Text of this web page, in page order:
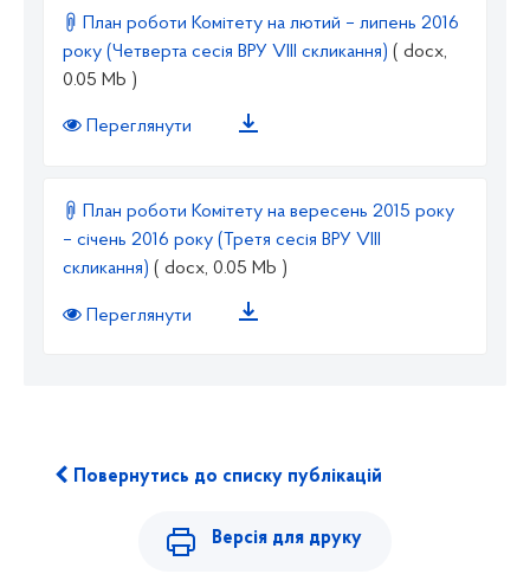
План роботи Комітету на лютий – липень 2016
року (Четверта сесія ВРУ VIII скликання) ( docx,
0.05 Mb )
Переглянути
План роботи Комітету на вересень 2015 року
– січень 2016 року (Третя сесія ВРУ VIII
cкликання) ( docx, 0.05 Mb )
Переглянути
Повернутись до списку публікацій
Версія для друку